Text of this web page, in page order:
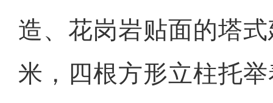
造、花岗岩贴面的塔
米，四根方形立柱托